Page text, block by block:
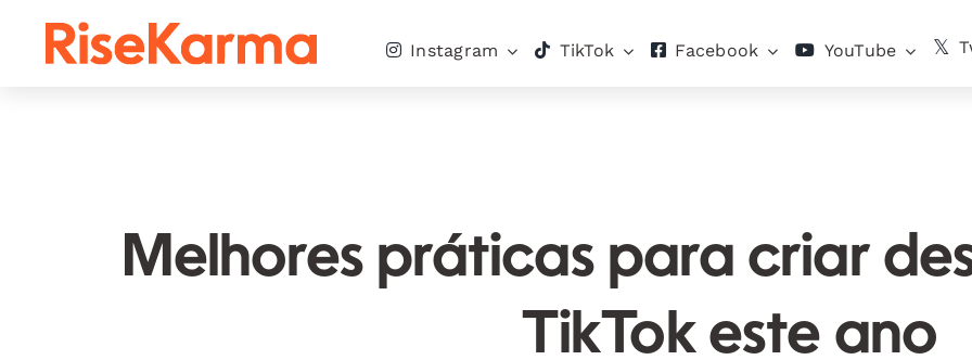
Instagram TikTok Facebook YouTube
Melhores práticas para criar
TikTok este ano